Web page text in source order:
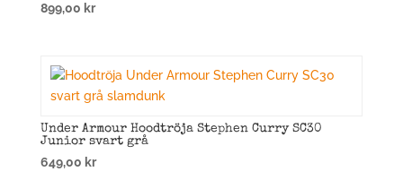
899,00 kr
Under Armour Hoodtröja Stephen Curry SC30
Junior svart grå
649,00 kr